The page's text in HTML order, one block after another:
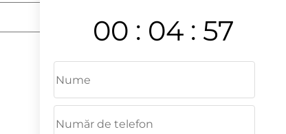
00 : 04 : 56